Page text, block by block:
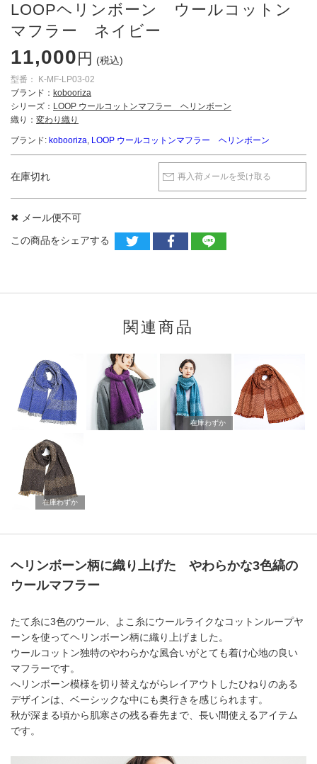
LOOPヘリンボーン ウールコットン
マフラー ネイビー
11,000 円 (税込)
型番：
K-MF-LP03-02
ブランド： kobooriza
シリーズ： LOOP ウールコットンマフラー ヘリンボーン
織り： 変わり織り
ブランド: kobooriza, LOOP ウールコットンマフラー ヘリンボーン
在庫切れ 再入荷メールを受け取る
✖ メール便不可
この商品をシェアする
関連商品
在庫わずか
在庫わずか
ヘリンボーン柄に織り上げた やわらかな3色縞の
ウールマフラー
たて糸に3色のウール、よこ糸にウールライクなコットンループヤ
ーンを使ってヘリンボーン柄に織り上げました。
ウールコットン独特のやわらかな風合いがとても着け心地の良い
マフラーです。
へリンボーン模様を切り替えながらレイアウトしたひねりのある
デザインは、ベーシックな中にも奥行きを感じられます。
秋が深まる頃から肌寒さの残る春先まで、長い間使えるアイテム
です。